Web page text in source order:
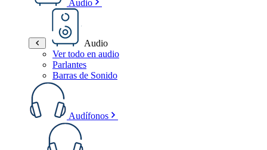
Audio
Audio
Ver todo en audio
Parlantes
Barras de Sonido
Audífonos